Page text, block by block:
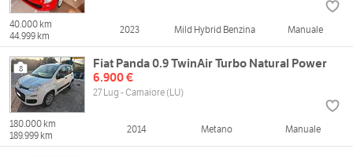
40.000 km
44.999 km
2023 Mild Hybrid Benzina Manuale
8
Fiat Panda 0.9 TwinAir Turbo Natural Power
6.900 €
27 Lug - Camaiore (LU)
180.000 km
189.999 km
2014 Metano Manuale